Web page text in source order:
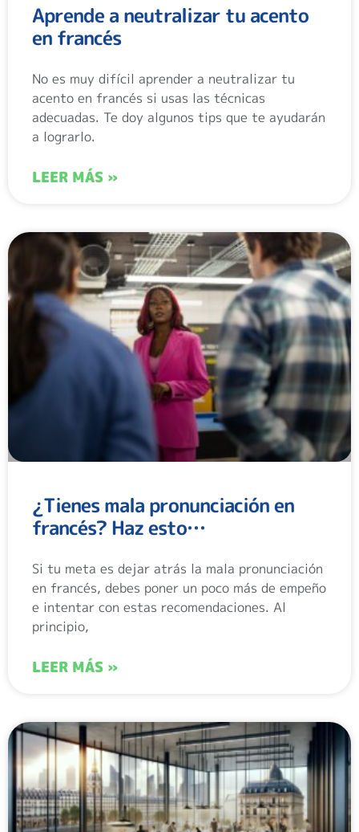
Aprende a neutralizar tu acento
en francés
No es muy difícil aprender a neutralizar tu
acento en francés si usas las técnicas
adecuadas. Te doy algunos tips que te ayudarán
a lograrlo.
LEER MÁS »
¿Tienes mala pronunciación en
francés? Haz esto…
Si tu meta es dejar atrás la mala pronunciación
en francés, debes poner un poco más de empeño
e intentar con estas recomendaciones. Al
principio,
LEER MÁS »